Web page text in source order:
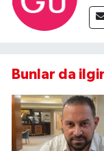
Bunlar da